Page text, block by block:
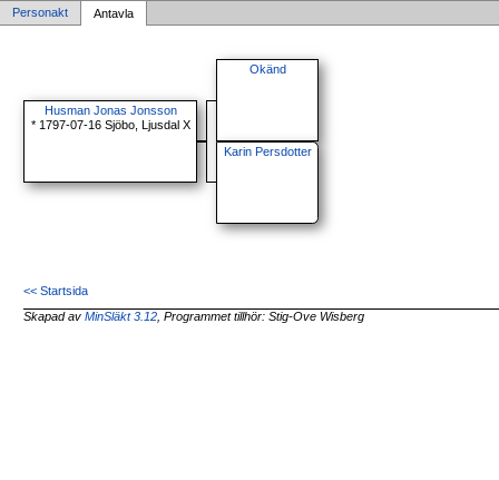
Personakt Antavla
Husman Jonas Jonsson
* 1797-07-16 Sjöbo, Ljusdal X
Okänd
Karin Persdotter
<< Startsida
Skapad avMinSläkt 3.12 , Programmet tillhör: Stig-Ove Wisberg